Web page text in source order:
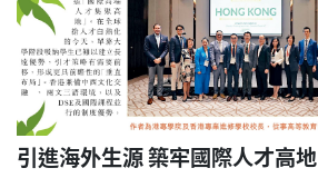
引進海外生源 築牢國際人才高地